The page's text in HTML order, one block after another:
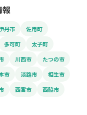
報
丹市
佐用町
多可町
太子町
川西市
たつの市
市 淡路市
相生市
西宮市
西脇市